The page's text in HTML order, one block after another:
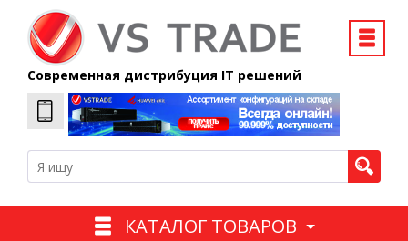
Современная дистрибуция IT решений
КАТАЛОГ ТОВАРОВ